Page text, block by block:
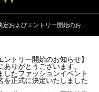
よびエントリー開始のお知らせ】
ントリー開始のお知らせ】
りがとうございます。
したファッションイベント
を正式に決定いたしました